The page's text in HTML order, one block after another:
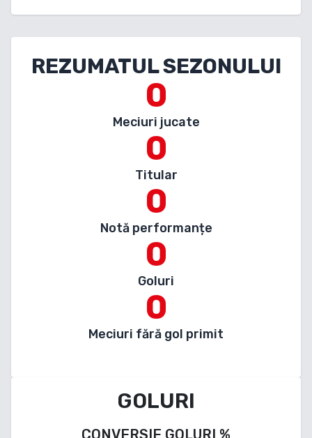
REZUMATUL SEZONULUI
0
Meciuri jucate
0
Titular
0
Notă performanțe
0
Goluri
0
Meciuri fără gol primit
GOLURI
CONVERSIE GOLURI %